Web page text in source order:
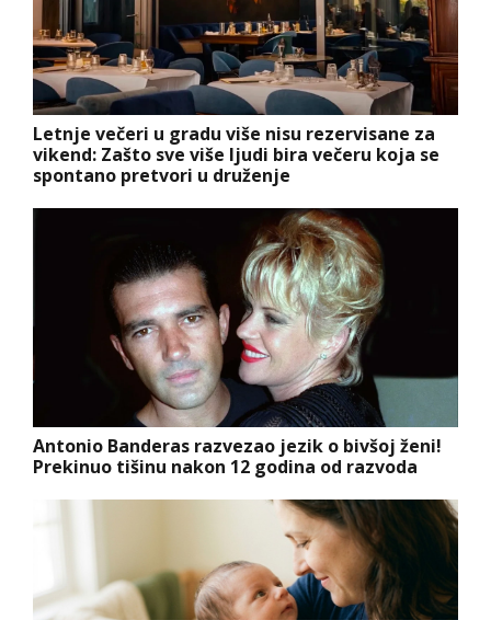
Letnje večeri u gradu više nisu rezervisane za
vikend: Zašto sve više ljudi bira večeru koja se
spontano pretvori u druženje
Antonio Banderas razvezao jezik o bivšoj ženi!
Prekinuo tišinu nakon 12 godina od razvoda